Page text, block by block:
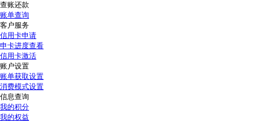
查账还款
账单查询
客户服务
信用卡申请
申卡进度查看
信用卡激活
账户设置
账单获取设置
消费模式设置
信息查询
我的积分
我的权益